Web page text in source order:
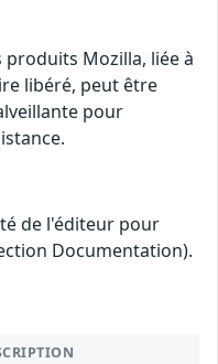
Mozilla, liée à
libéré, peut être
pour
de l'éditeur pour
Documentation).